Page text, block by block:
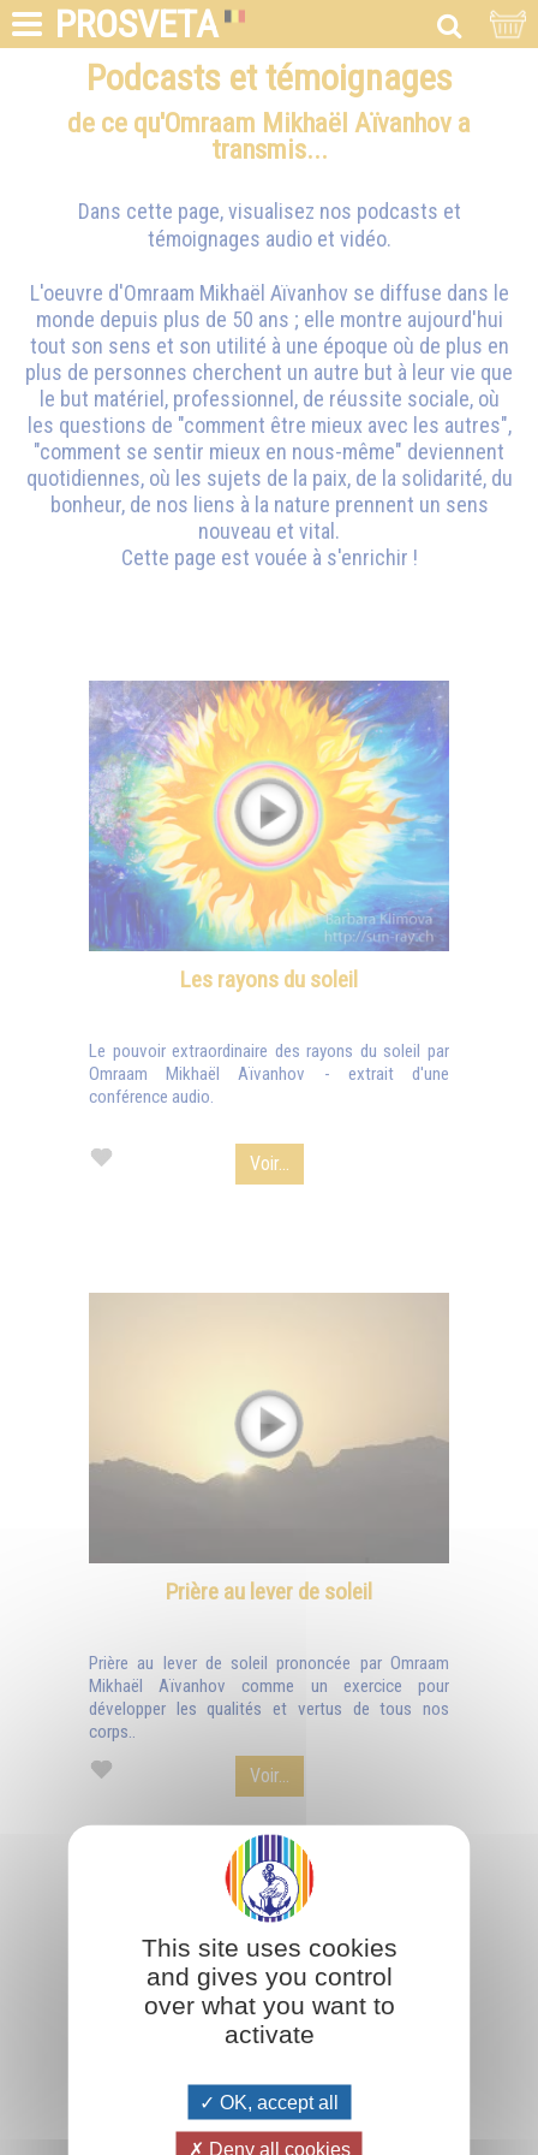
PROSVETA
Podcasts et témoignages
de ce qu'Omraam Mikhaël Aïvanhov a
transmis...
Dans cette page, visualisez nos podcasts et
témoignages audio et vidéo.
L'oeuvre d'Omraam Mikhaël Aïvanhov se diffuse dans le
monde depuis plus de 50 ans ; elle montre aujourd'hui
tout son sens et son utilité à une époque où de plus en
plus de personnes cherchent un autre but à leur vie que
le but matériel, professionnel, de réussite sociale, où
les questions de "comment être mieux avec les autres",
"comment se sentir mieux en nous-même" deviennent
quotidiennes, où les sujets de la paix, de la solidarité, du
bonheur, de nos liens à la nature prennent un sens
nouveau et vital.
Cette page est vouée à s'enrichir !
Les rayons du soleil
Le pouvoir extraordinaire des rayons du soleil par
Omraam Mikhaël Aïvanhov - extrait d'une
conférence audio.
Voir...
Prière au lever de soleil
Prière au lever de soleil prononcée par Omraam
Mikhaël Aïvanhov comme un exercice pour
développer les qualités et vertus de tous nos
corps..
Voir...
This site uses cookies
and gives you control
over what you want to
activate
OK, accept all
Deny all cookies